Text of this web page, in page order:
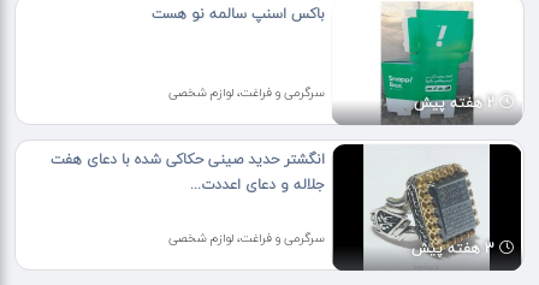
2 هفته پیش
باکس اسنپ سالمه نو هست
سرگرمی و فراغت، لوازم شخصی
3 هفته پیش
انگشتر حدید صینی حکاکی شده با دعای هفت
جلاله و دعای اعددت...
سرگرمی و فراغت، لوازم شخصی